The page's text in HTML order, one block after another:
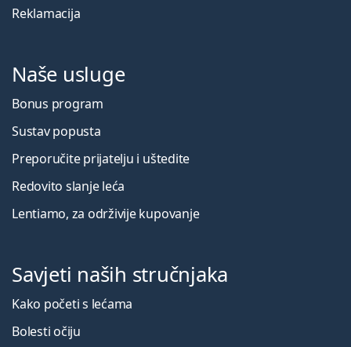
Reklamacija
Naše usluge
Bonus program
Sustav popusta
Preporučite prijatelju i uštedite
Redovito slanje leća
Lentiamo, za održivije kupovanje
Savjeti naših stručnjaka
Kako početi s lećama
Bolesti očiju